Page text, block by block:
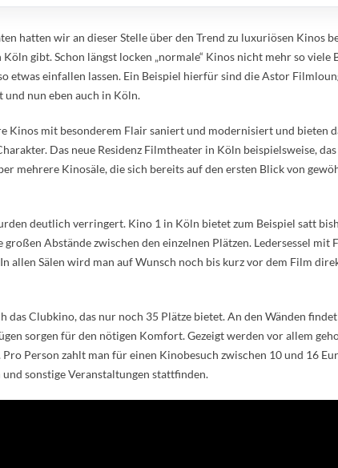
hatten wir an dieser Stelle über den Trend zu luxuriösen Kinos
gibt. Schon längst locken „normale“ Kinos nicht mehr so viele
etwas einfallen lassen. Ein Beispiel hierfür sind die Astor
und nun eben auch in Köln.
Kinos mit besonderem Flair saniert und modernisiert und bieten
Das neue Residenz Filmtheater in Köln beispielsweise,
mehrere Kinosäle, die sich bereits auf den ersten Blick von
deutlich verringert. Kino 1 in Köln bietet zum Beispiel satt
Abstände zwischen den einzelnen Plätzen. Ledersessel
allen Sälen wird man auf Wunsch noch bis kurz vor dem Film
das Clubkino, das nur noch 35 Plätze bietet. An den Wänden
sorgen für den nötigen Komfort. Gezeigt werden vor allem
Pro Person zahlt man für einen Kinobesuch zwischen 10 und 16
und sonstige Veranstaltungen stattfinden.